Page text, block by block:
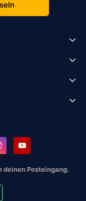
deinen Posteingang.